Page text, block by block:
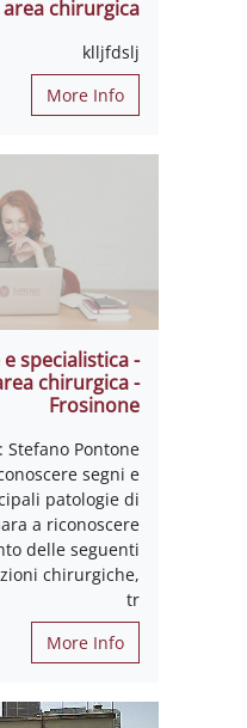
chirurgica
klljfdslj
More Info
specialistica -
chirurgica -
Frosinone
Stefano Pontone
segni e
patologie di
a riconoscere
delle seguenti
chirurgiche,
tr
More Info